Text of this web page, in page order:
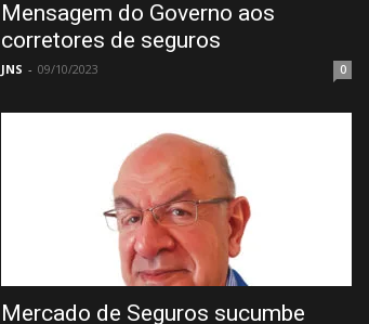
Mensagem do Governo aos
corretores de seguros
JNS - 09/10/2023 0
Mercado de Seguros sucumbe